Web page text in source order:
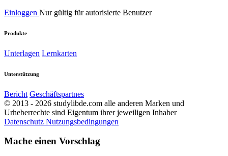
Einloggen Nur gültig für autorisierte Benutzer
Produkte
Unterlagen Lernkarten
Unterstützung
Bericht Geschäftspartnes
© 2013 - 2026 studylibde.com alle anderen Marken und
Urheberrechte sind Eigentum ihrer jeweiligen Inhaber
Datenschutz Nutzungsbedingungen
Mache einen Vorschlag